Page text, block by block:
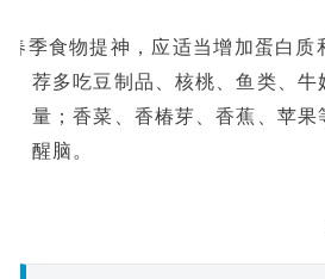
春季食物提神，应适当增加蛋白质
荐多吃豆制品、核桃、鱼类、牛
量；香菜、香椿芽、香蕉、苹果
醒脑。